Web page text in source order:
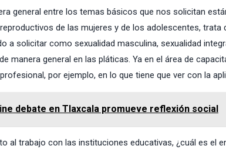
general entre los temas básicos que nos solicitan
de las mujeres y de los adolescentes,
a solicitar como sexualidad masculina, sexualidad
manera general en las pláticas. Ya en el área de
por ejemplo, en lo que tiene que ver con la
debate en Tlaxcala promueve reflexión social
al trabajo con las instituciones educativas, ¿cuál es el